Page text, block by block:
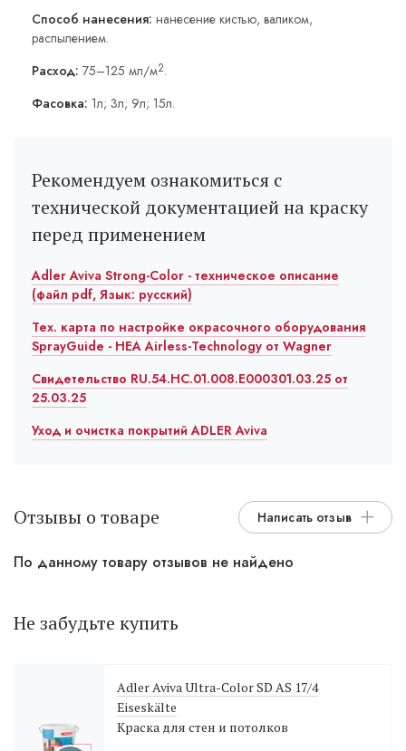
Способ нанесения: нанесение кистью, валиком,
распылением.
Расход: 75–125 мл/м2.
Фасовка: 1л; 3л; 9л; 15л.
Рекомендуем ознакомиться с
технической документацией на краску
перед применением
Adler Aviva Strong-Color - техническое описание
(файл pdf, Язык: русский)
Тех. карта по настройке окрасочного оборудования
SprayGuide - HEA Airless-Technology от Wagner
Свидетельство RU.54.HC.01.008.E000301.03.25 от
25.03.25
Уход и очистка покрытий ADLER Aviva
Отзывы о товаре Написать отзыв
По данному товару отзывов не найдено
Не забудьте купить
Adler Aviva Ultra-Color SD AS 17/4
Eiseskälte
Краска для стен и потолков